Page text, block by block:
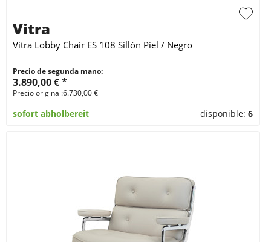
Vitra
Vitra Lobby Chair ES 108 Sillón Piel / Negro
Precio de segunda mano:
3.890,00 € *
Precio original:6.730,00 €
sofort abholbereit disponible:6